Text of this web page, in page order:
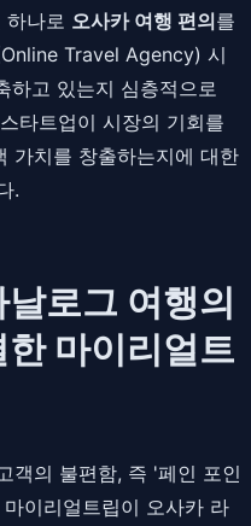
나로 오사카 여행 편의를
Travel Agency) 시
고 있는지 심층적으로
타트업이 시장의 기회를
가치를 창출하는지에 대한
.
로그 여행의
마이리얼트
객의 불편함, 즉 '페인 포인
이리얼트립이 오사카 라